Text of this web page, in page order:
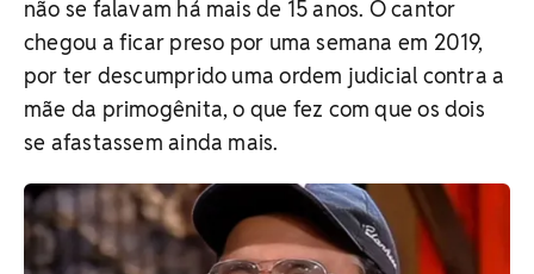
não se falavam há mais de 15 anos. O cantor
chegou a ficar preso por uma semana em 2019,
por ter descumprido uma ordem judicial contra a
mãe da primogênita, o que fez com que os dois
se afastassem ainda mais.